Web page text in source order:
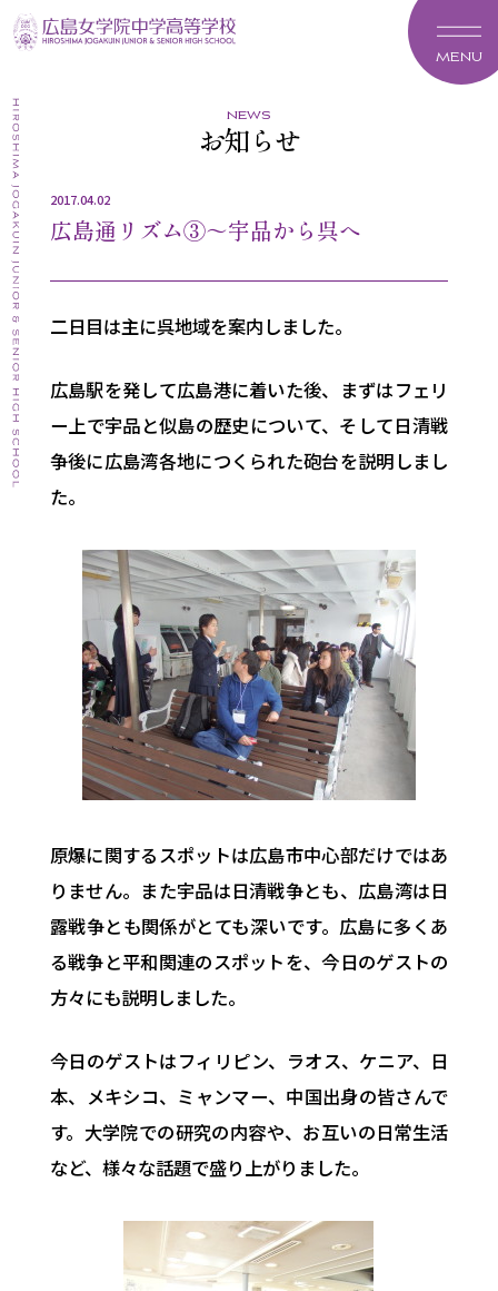
MENU
news
お知らせ
2017.04.02
広島通リズム③～宇品から呉へ
二日目は主に呉地域を案内しました。
広島駅を発して広島港に着いた後、まずはフェリ
ー上で宇品と似島の歴史について、そして日清戦
争後に広島湾各地につくられた砲台を説明しまし
た。
原爆に関するスポットは広島市中心部だけではあ
りません。また宇品は日清戦争とも、広島湾は日
露戦争とも関係がとても深いです。広島に多くあ
る戦争と平和関連のスポットを、今日のゲストの
方々にも説明しました。
今日のゲストはフィリピン、ラオス、ケニア、日
本、メキシコ、ミャンマー、中国出身の皆さんで
す。大学院での研究の内容や、お互いの日常生活
など、様々な話題で盛り上がりました。